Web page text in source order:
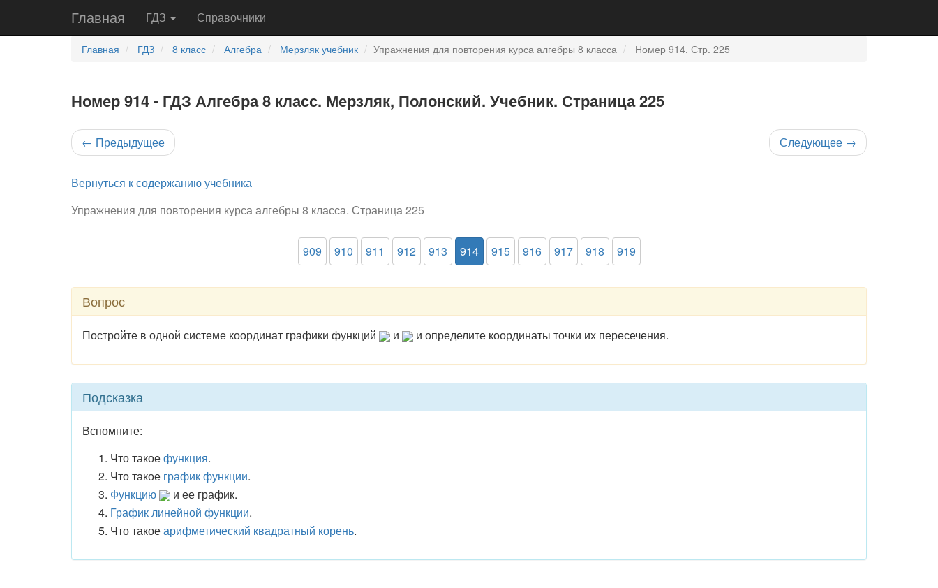
Главная ГДЗ Справочники
Главная ГДЗ 8 класс Алгебра Мерзляк учебник Упражнения для повторения курса алгебры 8 класса Номер 914. Стр. 225
Номер 914 - ГДЗ Алгебра 8 класс. Мерзляк, Полонский. Учебник. Страница 225
← Предыдущее Следующее →
Вернуться к содержанию учебника
Упражнения для повторения курса алгебры 8 класса. Страница 225
909 910 911 912 913 914 915 916 917 918 919
Вопрос
Постройте в одной системе координат графики функций и и определите координаты точки их пересечения.
Подсказка
Вспомните:
Что такоефункция.
Что такое график функции.
Функцию
и ее график.
График линейной функции.
Что такоеарифметический квадратный корень.